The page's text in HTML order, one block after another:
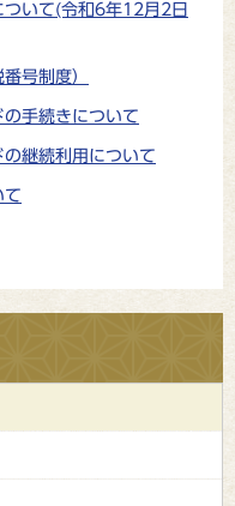
ついて(令和6年12月2日
号制度）
手続きについて
継続利用について
て